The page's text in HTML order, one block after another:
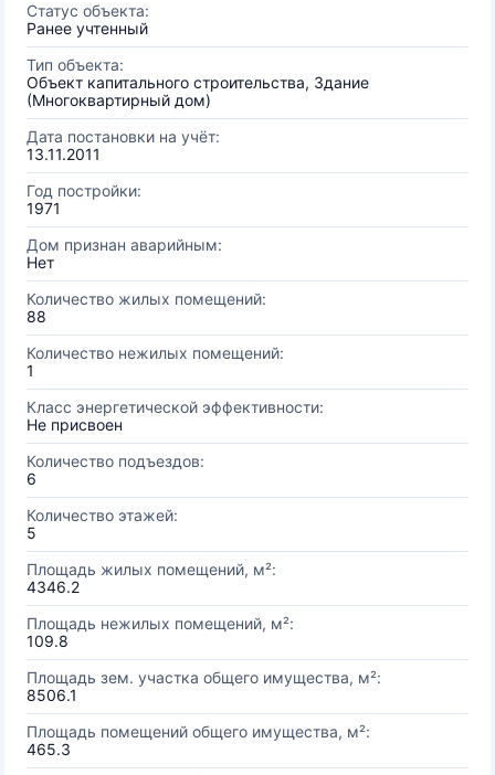
Статус объекта:
Ранее учтенный
Тип объекта:
Объект капитального строительства, Здание
(Многоквартирный дом)
Дата постановки на учёт:
13.11.2011
Год постройки:
1971
Дом признан аварийным:
Нет
Количество жилых помещений:
88
Количество нежилых помещений:
1
Класс энергетической эффективности:
Не присвоен
Количество подъездов:
6
Количество этажей:
5
Площадь жилых помещений, м²:
4346.2
Площадь нежилых помещений, м²:
109.8
Площадь зем. участка общего имущества, м²:
8506.1
Площадь помещений общего имущества, м²:
465.3